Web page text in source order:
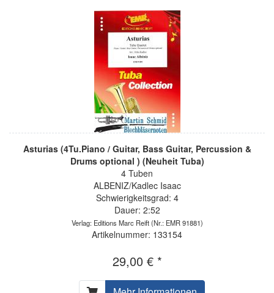
Asturias (4Tu.Piano / Guitar, Bass Guitar, Percussion &
Drums optional ) (Neuheit Tuba)
4 Tuben
ALBENIZ/Kadlec Isaac
Schwierigkeitsgrad: 4
Dauer: 2:52
Verlag: Editions Marc Reift(Nr.: EMR 91881)
Artikelnummer: 133154
29,00 € *